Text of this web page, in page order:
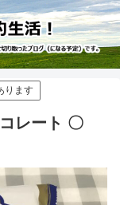
ります
レート 〇